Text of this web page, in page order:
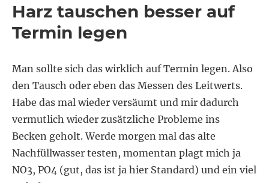
den
Harz tauschen besser auf
Termin legen
Man sollte sich das wirklich auf Termin legen. Also
den Tausch oder eben das Messen des Leitwerts.
Habe das mal wieder versäumt und mir dadurch
vermutlich wieder zusätzliche Probleme ins
Becken geholt. Werde morgen mal das alte
Nachfüllwasser testen, momentan plagt mich ja
NO3, PO4 (gut, das ist ja hier Standard) und ein viel